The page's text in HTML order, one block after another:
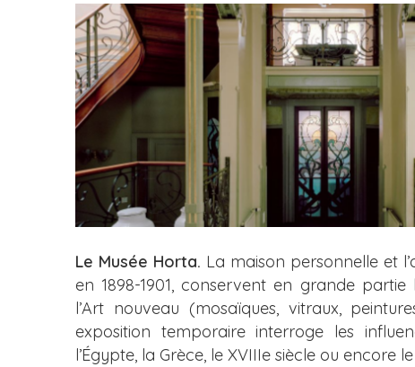
Le Musée Horta. La maison personnelle et
en 1898-1901, conservent en grande
l’Art nouveau (mosaïques, vitraux,
exposition temporaire interroge les
l’Égypte, la Grèce, le XVIIIe siècle ou encore